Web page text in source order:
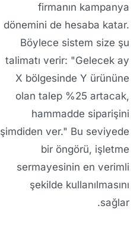
firmanın kampanya
dönemini de hesaba katar.
Böylece sistem size şu
talimatı verir: "Gelecek ay
X bölgesinde Y ürününe
olan talep %25 artacak,
hammadde siparişini
şimdiden ver." Bu seviyede
bir öngörü, işletme
sermayesinin en verimli
şekilde kullanılmasını
sağlar.